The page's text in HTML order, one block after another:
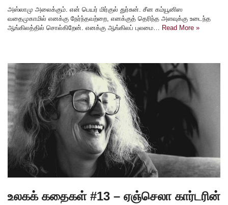
அஸ்லாமு அலைக்கும். என் பெயர் மிர்குல் துர்சுன். சீன கம்யூனிஸ
வதைமுகாமில் எனக்கு நேர்ந்தவற்றை, எனக்குத் தெரிந்த அளவுக்கு உடைந்த
ஆங்கிலத்தில் சொல்கிறேன். எனக்கு ஆங்கிலப் புலமை…
Read More »
உலகக் கதைகள் #13 – ஏஞ்செலா கார்டரின்